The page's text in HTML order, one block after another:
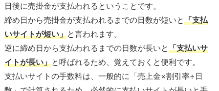
日後に売掛金が支払われるということです。
締め日から売掛金が支払われるまでの日数が短いと「支払
いサイトが短い」と言われます。
逆に締め日から支払われるまでの日数が長いと「支払いサ
イトが長い」と呼ばれるため、覚えておくと便利です。
支払いサイトの手数料は、一般的に「売上金×割引率÷日